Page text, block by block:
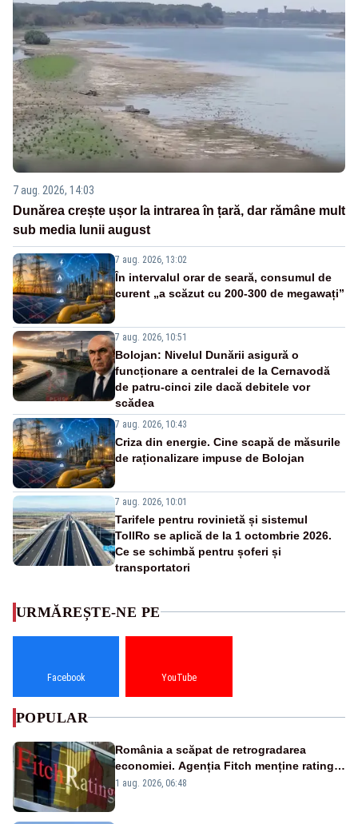
7 aug. 2026, 14:03
Dunărea crește ușor la intrarea în țară, dar rămâne mult
sub media lunii august
7 aug. 2026, 13:02
În intervalul orar de seară, consumul de
curent „a scăzut cu 200-300 de megawați”
7 aug. 2026, 10:51
Bolojan: Nivelul Dunării asigură o
funcționare a centralei de la Cernavodă
de patru-cinci zile dacă debitele vor
scădea
7 aug. 2026, 10:43
Criza din energie. Cine scapă de măsurile
de raționalizare impuse de Bolojan
7 aug. 2026, 10:01
Tarifele pentru rovinietă și sistemul
TollRo se aplică de la 1 octombrie 2026.
Ce se schimbă pentru șoferi și
transportatori
URMĂREȘTE-NE PE
Facebook YouTube
POPULAR
România a scăpat de retrogradarea
economiei. Agenția Fitch menține ratingul
„BBB-” cu perspectivă negativă
1 aug. 2026, 06:48